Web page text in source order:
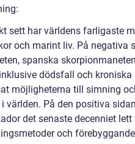
sett har världens farligaste
och marint liv. På negativa
spanska
dödsfall och
möjligheterna till simning
världen. På den positiva
det senaste decenniet
och